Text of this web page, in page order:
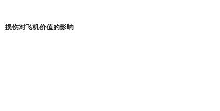
损伤对飞机价值的影响